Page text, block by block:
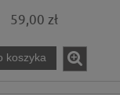
59,00 zł
koszyka